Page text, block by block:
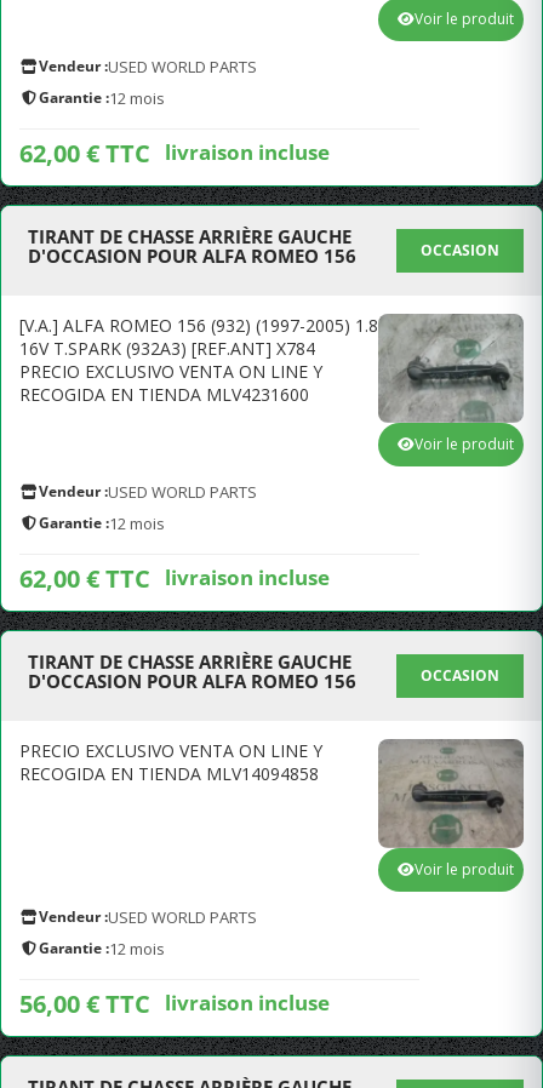
Vendeur :USED WORLD PARTS
Garantie :12 mois
62,00 € TTC livraison incluse
Voir le produit
TIRANT DE CHASSE ARRIÈRE GAUCHE
D'OCCASION POUR ALFA ROMEO 156
OCCASION
[V.A.] ALFA ROMEO 156 (932) (1997-2005) 1.8
16V T.SPARK (932A3) [REF.ANT] X784
PRECIO EXCLUSIVO VENTA ON LINE Y
RECOGIDA EN TIENDA MLV4231600
Vendeur :USED WORLD PARTS
Garantie :12 mois
62,00 € TTC livraison incluse
Voir le produit
TIRANT DE CHASSE ARRIÈRE GAUCHE
D'OCCASION POUR ALFA ROMEO 156
OCCASION
PRECIO EXCLUSIVO VENTA ON LINE Y
RECOGIDA EN TIENDA MLV14094858
Vendeur :USED WORLD PARTS
Garantie :12 mois
56,00 € TTC livraison incluse
Voir le produit